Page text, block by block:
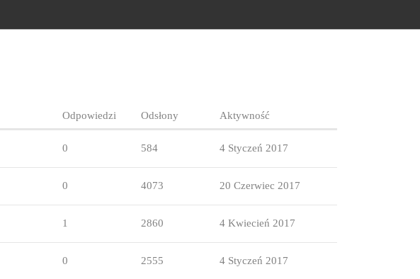
Odpowiedzi Odsłony Aktywność
0 584 4 Styczeń 2017
0 4073 20 Czerwiec 2017
1 2860 4 Kwiecień 2017
0 2555 4 Styczeń 2017